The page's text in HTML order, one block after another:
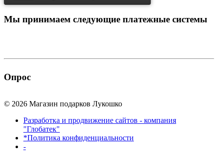
Мы принимаем следующие платежные системы
Опрос
© 2026 Магазин подарков Лукошко
Разработка и продвижение сайтов - компания
"Глобатек"
*Политика конфиденциальности
-